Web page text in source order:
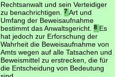
Rechtsanwalt und sein Verteidiger
zu benachrichtigen.
7 Art und
Umfang der Beweisaufnahme
bestimmt das Anwaltsgericht.
8 Es
hat jedoch zur Erforschung der
Wahrheit die Beweisaufnahme von
Amts wegen auf alle Tatsachen und
Beweismittel zu erstrecken, die für
die Entscheidung von Bedeutung